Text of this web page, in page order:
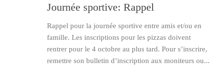
Journée sportive: Rappel
Rappel pour la journée sportive entre amis et/ou en
famille. Les inscriptions pour les pizzas doivent
rentrer pour le 4 octobre au plus tard. Pour s’inscrire,
remettre son bulletin d’inscription aux moniteurs ou...